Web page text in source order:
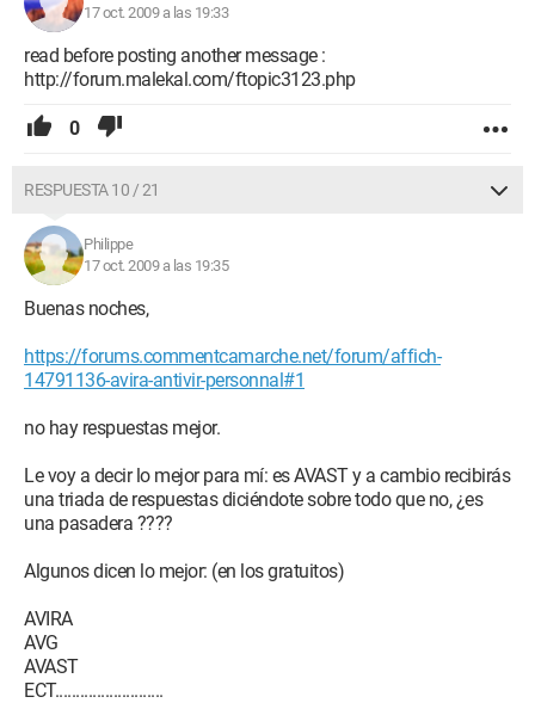
17 oct. 2009 a las 19:33
read before posting another message :
http://forum.malekal.com/ftopic3123.php
0
RESPUESTA 10 / 21
Philippe
17 oct. 2009 a las 19:35
Buenas noches,
https://forums.commentcamarche.net/forum/affich-
14791136-avira-antivir-personnal#1
no hay respuestas mejor.
Le voy a decir lo mejor para mí: es AVAST y a cambio recibirás
una triada de respuestas diciéndote sobre todo que no, ¿es
una pasadera ????
Algunos dicen lo mejor: (en los gratuitos)
AVIRA
AVG
AVAST
ECT..........................